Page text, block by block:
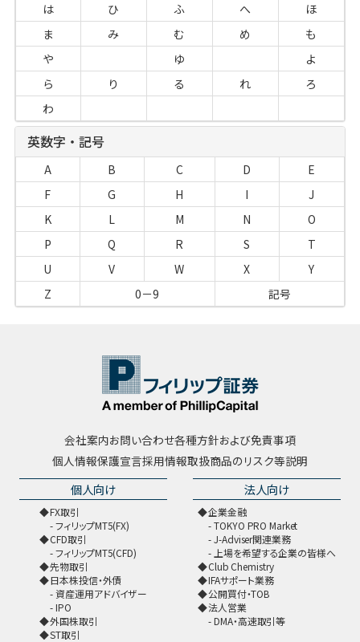
は
ひ ふ へ
ほ
ま
み む め
も
や
ゆ
よ
ら
り る れ
ろ
わ
英数字・記号
A B C D
E
F
G H I
J
K
L M N
O
P
Q R S
T
U
V W X
Y
Z
0－9 記号
会社案内お問い合わせ各種方針および免責事項
個人情報保護宣言採用情報取扱商品のリスク等説明
個人向け
FX取引
フィリップMT5(FX)
CFD取引
フィリップMT5(CFD)
先物取引
日本株投信・外債
資産運用アドバイザー
IPO
外国株取引
ST取引
法人向け
企業金融
TOKYO PRO Market
J-Adviser関連業務
上場を希望する企業の皆様へ
Club Chemistry
IFAサポート業務
公開買付・TOB
法人営業
DMA・高速取引等